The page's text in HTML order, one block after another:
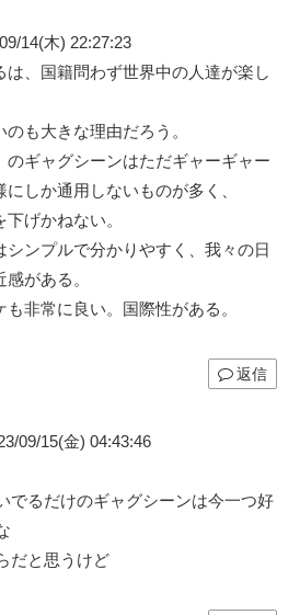
14(木) 22:27:23
、国籍問わず世界中の人達が楽し
も大きな理由だろう。
のギャグシーンはただギャーギャー
しか通用しないものが多く、
げかねない。
ンプルで分かりやすく、我々の日
がある。
非常に良い。国際性がある。
返信
09/15(金) 04:43:46
でるだけのギャグシーンは今一つ好
だと思うけど